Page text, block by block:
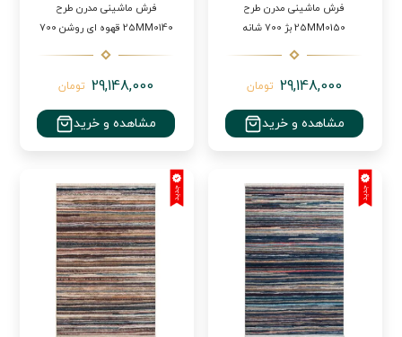
فرش ماشینی مدرن طرح
25MM0150 بژ 700 شانه
29,148,000 تومان
مشاهده و خرید
فرش ماشینی مدرن طرح
25MM0140 قهوه ای روشن 700
شانه
29,148,000 تومان
مشاهده و خرید